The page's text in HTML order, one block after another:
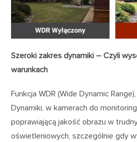
Szeroki zakres dynamiki – Czyli
warunkach
Funkcja WDR (Wide Dynamic
Dynamiki, w kamerach do
poprawiającą jakość obrazu w
oświetleniowych, szczególnie gdy